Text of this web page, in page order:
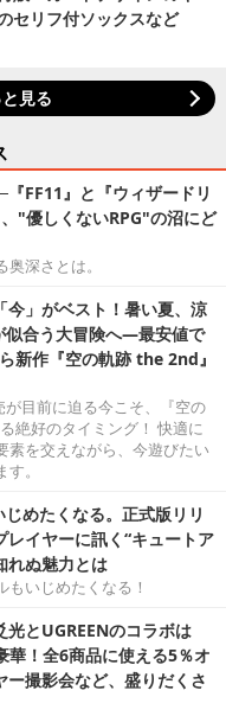
セリフ付ソックスなど
見る
『FF11』と『ウィザードリ
"優しくないRPG"の沼にど
深さとは。
今」がベスト！暑い夏、涼
似合う大冒険へ―最安値で
新作『空の軌跡 the 2nd』
が目前に迫る今こそ、『空の
絶好のタイミング！ 快適に
素を交えながら、今遊びたい
。
めたくなる。正式版リリ
イヤーに訊く“キュートア
れぬ魅力とは
いじめたくなる！
光とUGREENのコラボは
華！全6商品に使える5％オ
撮影会など、盛りだくさ